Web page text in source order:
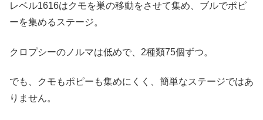
レベル1616はクモを巣の移動をさせて集め、ブルでポピ
ーを集めるステージ。
クロプシーのノルマは低めで、2種類75個ずつ。
でも、クモもポピーも集めにくく、簡単なステージではあ
りません。